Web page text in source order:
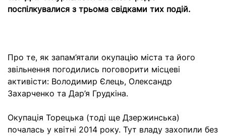
поспілкувалися з трьома свідками тих подій.
Про те, як запам’ятали окупацію міста та його
звільнення погодились поговорити місцеві
активісти: Володимир Єлець, Олександр
Захарченко та Дар’я Грудкіна.
Окупація Торецька (тоді ще Дзержинська)
почалась у квітні 2014 року. Тут владу захопили без